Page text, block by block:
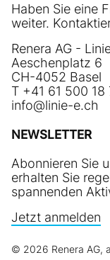
Haben Sie eine
weiter.
Renera AG -
Aeschenplatz 6
CH-4052 Basel
T +41 61 500 18
nf
l n - ch
NEWSLETTER
Abonnieren Sie
erhalten Sie
spannenden
Jetzt anmelden
© 2026 Renera AG,